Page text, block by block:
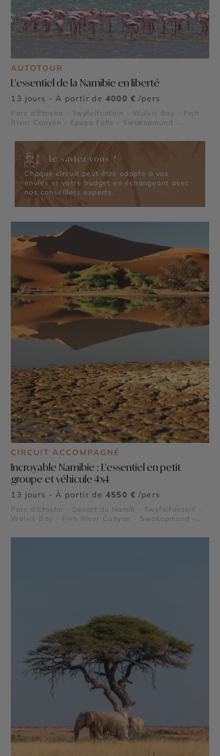
AUTOTOUR
L'essentiel de la Namibie en liberté
13 jours - À partir de 4000 € /pers
Parc d'Etosha - Twyfelfontein - Walvis Bay - Fish
River Canyon - Epupa Falls - Swakopmund -
Le saviez-vous ?
Chaque circuit peut être adapté à vos
envies et votre budget en échangeant avec
nos conseillers experts.
CIRCUIT ACCOMPAGNÉ
Incroyable Namibie : L'essentiel en petit
groupe et véhicule 4x4
13 jours - À partir de 4550 € /pers
Parc d'Etosha - Désert du Namib - Twyfelfontein -
Walvis Bay - Fish River Canyon - Swakopmund -